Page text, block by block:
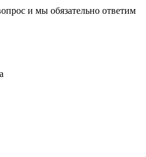
и мы обязательно ответим